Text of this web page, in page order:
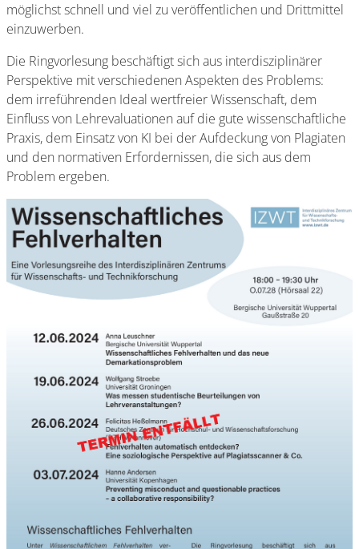
möglichst schnell und viel zu veröffentlichen und Drittmittel
einzuwerben.
Die Ringvorlesung beschäftigt sich aus interdisziplinärer
Perspektive mit verschiedenen Aspekten des Problems:
dem irreführenden Ideal wertfreier Wissenschaft, dem
Einfluss von Lehrevaluationen auf die gute wissenschaftliche
Praxis, dem Einsatz von KI bei der Aufdeckung von Plagiaten
und den normativen Erfordernissen, die sich aus dem
Problem ergeben.